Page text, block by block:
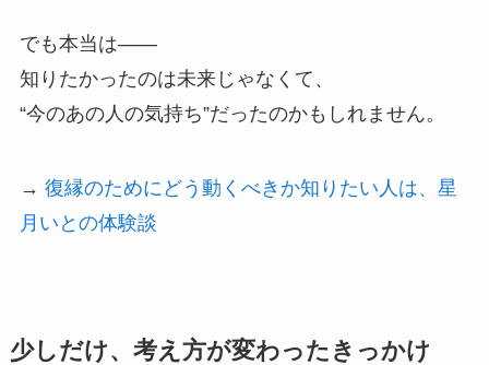
でも本当は――
知りたかったのは未来じゃなくて、
“今のあの人の気持ち”だったのかもしれません。
→ 復縁のためにどう動くべきか知りたい人は、星
月いとの体験談
少しだけ、考え方が変わったきっかけ